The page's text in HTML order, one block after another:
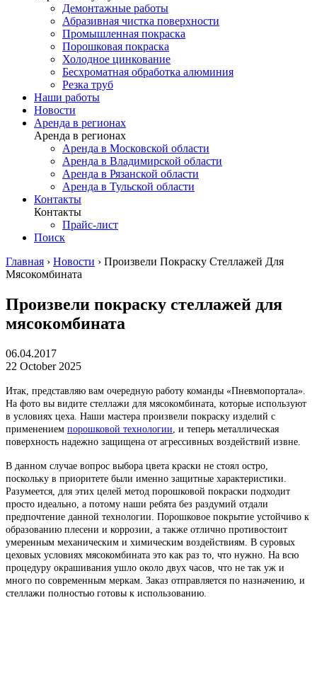
Демонтажные работы
Абразивная чистка поверхности
Промышленная покраска
Порошковая покраска
Холодное цинкование
Бесхроматная обработка алюминия
Резка труб
Наши работы
Новости
Аренда в регионах
Аренда в регионах
Аренда в Московской области
Аренда в Владимирской области
Аренда в Рязанской области
Аренда в Тульской области
Контакты
Контакты
Прайс-лист
Поиск
Главная › Новости › Произвели Покраску Стеллажей Для
Мясокомбината
Произвели покраску стеллажей для
мясокомбината
06.04.2017
22 October 2025
Итак, представляю вам очередную работу команды «Пневмопортала».
На фото вы видите стеллажи для мясокомбината, которые используют
в условиях цеха. Наши мастера произвели покраску изделий с
применением порошковой технологии , и теперь металлическая
поверхность надежно защищена от агрессивных воздействий извне.
В данном случае вопрос выбора цвета краски не стоял остро,
поскольку в приоритете были именно защитные характеристики.
Разумеется, для этих целей метод порошковой покраски подходит
просто идеально, а потому наши ребята без раздумий отдали
предпочтение данной технологии. Порошковое покрытие устойчиво к
образованию плесени и коррозии, а также отлично противостоит
умеренным механическим и химическим воздействиям. В суровых
цеховых условиях мясокомбината это как раз то, что нужно. На всю
процедуру окрашивания ушло около двух часов, что не так уж и
много по современным меркам. Заказ отправляется по назначению, и
стеллажи полностью готовы к использованию.